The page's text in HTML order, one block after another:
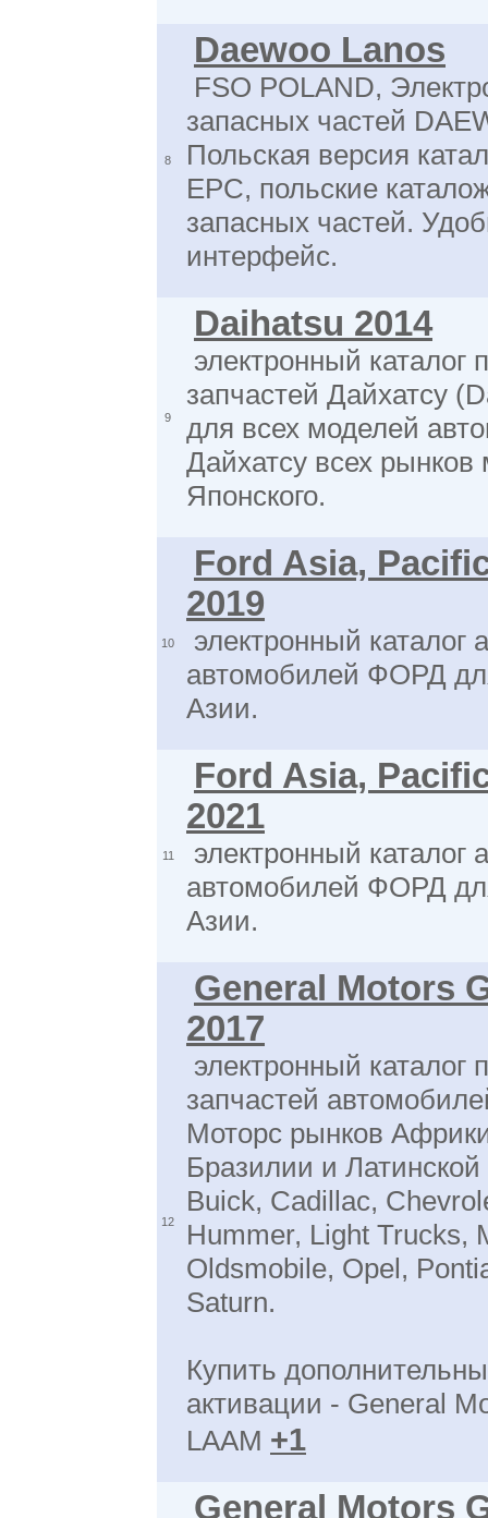
8
Daewoo Lanos
FSO POLAND,
запасных частей
Польская версия
EPС, польские
запасных частей.
интерфейс.
9
Daihatsu 2014
электронный каталог
запчастей Дайхатсу
для всех моделей
Дайхатсу всех
Японского.
10
Ford Asia,
2019
электронный каталог
автомобилей ФОРД
Азии.
11
Ford Asia,
2021
электронный каталог
автомобилей ФОРД
Азии.
12
General Motors
2017
электронный каталог
запчастей
Моторс рынков
Бразилии и
Buick, Cadillac,
Hummer, Light Trucks,
Oldsmobile, Opel,
Saturn.
Купить
активации - General
LAAM +1
General Motors